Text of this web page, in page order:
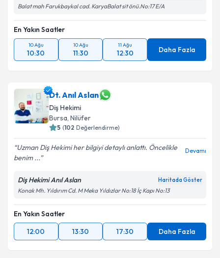
Balat mah Farukbaykal cad. KaryaBalat sit önü.No:17 E/A
En Yakın Saatler
10 Ağu
10:30
10 Ağu
11:30
11 Ağu
12:30 Daha Fazla
Dt. Anıl Aslan
Diş Hekimi
Bursa, Nilüfer
5 (102 Değerlendirme)
Uzman Diş Hekimi her bilgiyi detaylı anlattı. Öncelikle
benim ...
Devamı
Diş Hekimi Anıl Aslan Haritada Göster
Konak Mh. Yıldırım Cd. M Meka Yıldızlar No:18 İç Kapı No:13
En Yakın Saatler
12:00
13:30 17:30 Daha Fazla